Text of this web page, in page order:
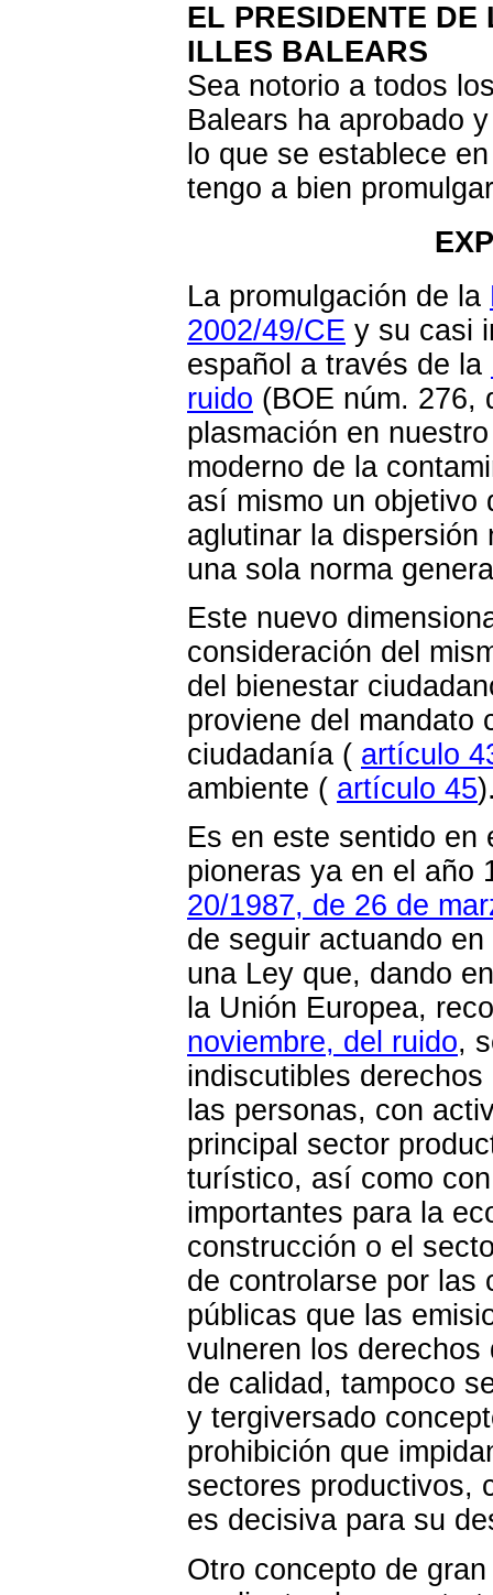
EL PRESIDENTE
ILLES BALEARS
Sea notorio a todos
Balears ha aprobado
lo que se establece
tengo a bien
La promulgación de la
2002/49/CE y su casi
español a través de la
ruido (BOE núm. 276,
plasmación en
moderno de la
así mismo un objetivo
aglutinar la dispersión
una sola norma
Este nuevo
consideración del
del bienestar
proviene del mandato
ciudadanía ( artículo
ambiente ( artículo 45
Es en este sentido en
pioneras ya en el año
20/1987, de 26 de
de seguir actuando
una Ley que, dando
la Unión Europea,
noviembre, del ruido,
indiscutibles
las personas, con
principal sector
turístico, así como
importantes para la
construcción o el
de controlarse por las
públicas que las
vulneren los
de calidad, tampoco
y tergiversado
prohibición que
sectores productivos,
es decisiva para su
Otro concepto de